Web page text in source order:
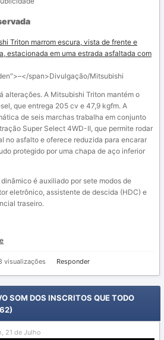
span>Divulgação/Mitsubishi
alterações. A Mitsubishi Triton mantém o
que entrega 205 cv e 47,9 kgfm. A
de seis marchas trabalha em conjunto
Super Select 4WD-II, que permite rodar
no asfalto e oferece reduzida para encarar
protegido por uma chapa de aço inferior
é auxiliado por sete modos de
eletrônico, assistente de descida (HDC) e
traseiro.
visualizações Responder
SOM DOS INSCRITOS QUE TODO
21 de Julho